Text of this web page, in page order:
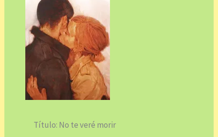
Título: No te veré morir